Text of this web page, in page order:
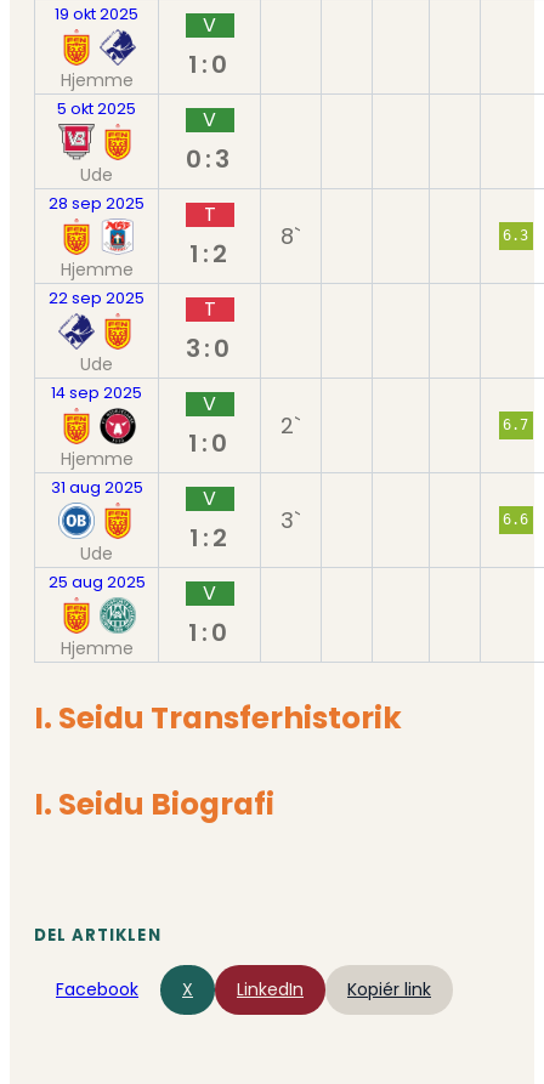
19 okt 2025
Hjemme
V
1:0
5 okt 2025
Ude
V
0:3
28 sep 2025
Hjemme
T
1:2
8` 6.3
22 sep 2025
Ude
T
3:0
14 sep 2025
Hjemme
V
1:0
2` 6.7
31 aug 2025
Ude
V
1:2
3` 6.6
25 aug 2025
Hjemme
V
1:0
I. Seidu Transferhistorik
I. Seidu Biografi
DEL ARTIKLEN
Facebook X LinkedIn Kopiér link